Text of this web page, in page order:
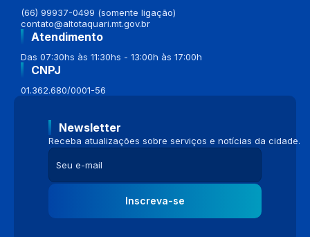
(66) 99937-0499 (somente ligação)
contato@altotaquari.mt.gov.br
Atendimento
Das 07:30hs às 11:30hs - 13:00h às 17:00h
CNPJ
01.362.680/0001-56
Newsletter
Receba atualizações sobre serviços e notícias da cidade.
Inscreva-se